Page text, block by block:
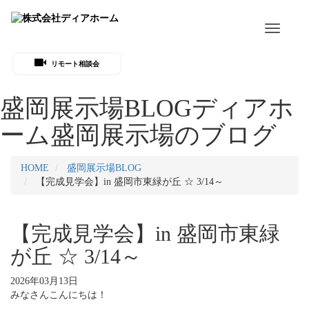
Toggle
リモート相談会
盛岡展示場BLOGディアホ
ーム盛岡展示場のブログ
HOME
盛岡展示場BLOG
【完成見学会】in 盛岡市東緑が丘 ☆ 3/14～
【完成見学会】in 盛岡市東緑
が丘 ☆ 3/14～
2026年03月13日
みなさんこんにちは！